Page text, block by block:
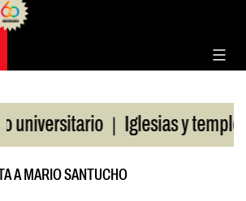
| Iglesias y templos
A MARIO SANTUCHO